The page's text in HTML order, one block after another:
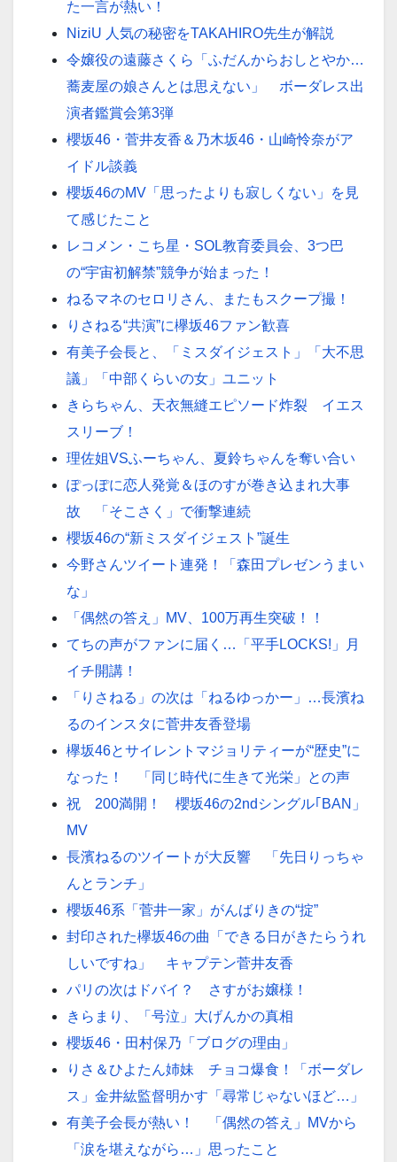
た一言が熱い！
NiziU 人気の秘密をTAKAHIRO先生が解説
令嬢役の遠藤さくら「ふだんからおしとやか…
蕎麦屋の娘さんとは思えない」 ボーダレス出
演者鑑賞会第3弾
櫻坂46・菅井友香＆乃木坂46・山崎怜奈がア
イドル談義
櫻坂46のMV「思ったよりも寂しくない」を見
て感じたこと
レコメン・こち星・SOL教育委員会、3つ巴
の“宇宙初解禁”競争が始まった！
ねるマネのセロリさん、またもスクープ撮！
りさねる“共演”に欅坂46ファン歓喜
有美子会長と、「ミスダイジェスト」「大不思
議」「中部くらいの女」ユニット
きらちゃん、天衣無縫エピソード炸裂 イエス
スリーブ！
理佐姐VSふーちゃん、夏鈴ちゃんを奪い合い
ぽっぽに恋人発覚＆ほのすが巻き込まれ大事
故 「そこさく」で衝撃連続
櫻坂46の“新ミスダイジェスト”誕生
今野さんツイート連発！「森田プレゼンうまい
な」
「偶然の答え」MV、100万再生突破！！
てちの声がファンに届く…「平手LOCKS!」月
イチ開講！
「りさねる」の次は「ねるゆっかー」…長濱ね
るのインスタに菅井友香登場
欅坂46とサイレントマジョリティーが“歴史”に
なった！ 「同じ時代に生きて光栄」との声
祝 200満開！ 櫻坂46の2ndシングル｢BAN」
MV
長濱ねるのツイートが大反響 「先日りっちゃ
んとランチ」
櫻坂46系「菅井一家」がんばりきの“掟”
封印された欅坂46の曲「できる日がきたらうれ
しいですね」 キャプテン菅井友香
パリの次はドバイ？ さすがお嬢様！
きらまり、「号泣」大げんかの真相
櫻坂46・田村保乃「ブログの理由」
りさ＆ひよたん姉妹 チョコ爆食！「ボーダレ
ス」金井紘監督明かす「尋常じゃないほど…」
有美子会長が熱い！ 「偶然の答え」MVから
「涙を堪えながら…」思ったこと